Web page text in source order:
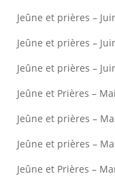
Jeûne et prières –
Jeûne et prières –
Jeûne et prières –
Jeûne et Prières –
Jeûne et prières –
Jeûne et prières –
Jeûne et Prières –